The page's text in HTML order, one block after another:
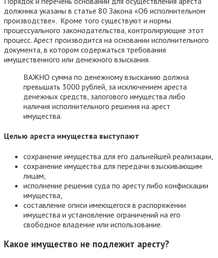
должника указаны в статье 80 Закона «Об исполнительном
производстве». Кроме того существуют и нормы
процессуального законодательства, контролирующие этот
процесс. Арест производится на основании исполнительного
документа, в котором содержаться требования
имущественного или денежного взыскания.
ВАЖНО сумма по денежному взысканию должна
превышать 3000 рублей, за исключением ареста
денежных средств, залогового имущества либо
наличия исполнительного решения на арест
имущества.
Целью ареста имущества выступают
сохранение имущества для его дальнейшей реализации,
сохранение имущества для передачи взыскивающим
лицам,
исполнение решения суда по аресту либо конфискации
имущества,
составление описи имеющегося в распоряжении
имущества и установление ограничений на его
свободное владение или использование.
Какое имущество не подлежит аресту?